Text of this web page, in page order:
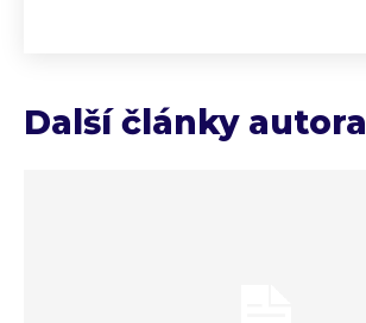
Další články autora